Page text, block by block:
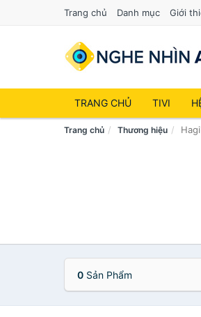
Trang chủ Danh mục Giới
TRANG CHỦ TIVI
Trang chủ Thương hiệu
0 Sản Phẩm